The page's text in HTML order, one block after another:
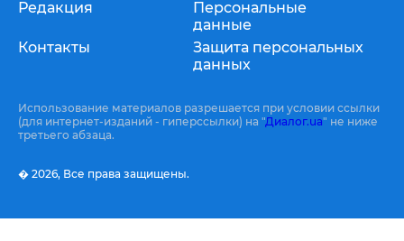
Редакция
Контакты
Персональные
данные
Защита персональных
данных
Использование материалов разрешается при условии ссылки
(для интернет-изданий - гиперссылки) на "Диалог.ua" не ниже
третьего абзаца.
� 2026, Все права защищены.